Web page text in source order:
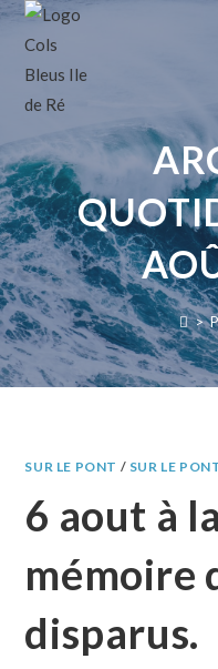
>
SUR LE PONT / SUR LE
6 aout à
mémoire
disparus.